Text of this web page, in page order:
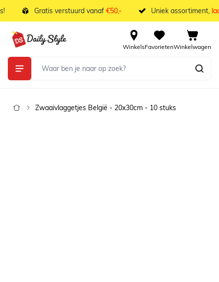
Ga naar de inhoud
Gratis verstuurd vanaf€50,- Uniek assortiment,
WinkelsFavorietenWinkelwagen
Zwaaivlaggetjes België - 20x30cm - 10 stuks